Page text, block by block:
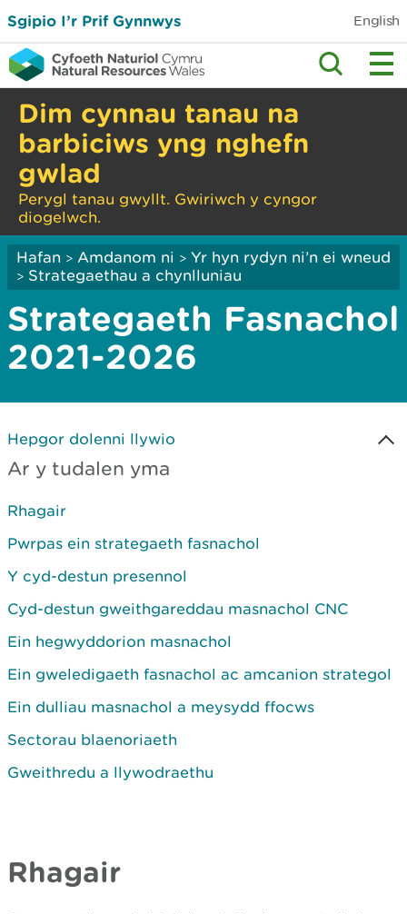
Sgipio I’r Prif Gynnwys English
Dim cynnau tanau na
barbiciws yng nghefn
gwlad
Perygl tanau gwyllt. Gwiriwch y cyngor
diogelwch.
Hafan > Amdanom ni > Yr hyn rydyn ni’n ei wneud
> Strategaethau a chynlluniau
Strategaeth Fasnachol
2021-2026
Hepgor dolenni llywio
Ar y tudalen yma
Rhagair
Pwrpas ein strategaeth fasnachol
Y cyd-destun presennol
Cyd-destun gweithgareddau masnachol CNC
Ein hegwyddorion masnachol
Ein gweledigaeth fasnachol ac amcanion strategol
Ein dulliau masnachol a meysydd ffocws
Sectorau blaenoriaeth
Gweithredu a llywodraethu
Rhagair